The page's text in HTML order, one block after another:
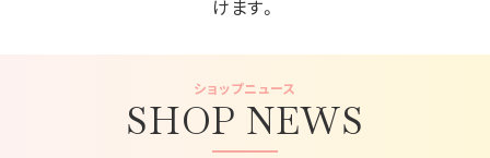
けます。
SHOP NEWS
ショップニュース